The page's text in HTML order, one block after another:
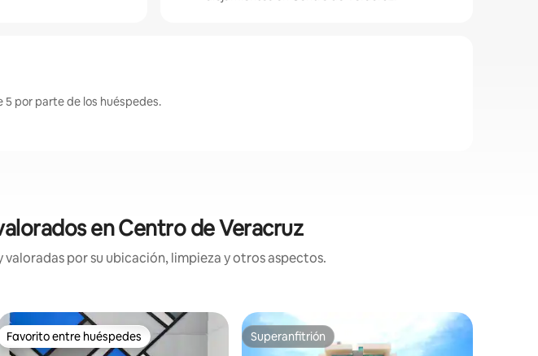
5 por parte de los huéspedes.
en Centro de Veracruz
por su ubicación, limpieza y otros aspectos.
Favorito entre huéspedes
Favorito entre huéspedes Superanfitrión
Superanfitrión